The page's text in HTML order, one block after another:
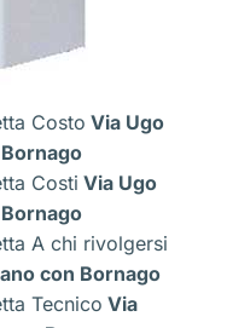
Costo Via Ugo
Costi Via Ugo
A chi rivolgersi
con Bornago
Tecnico Via